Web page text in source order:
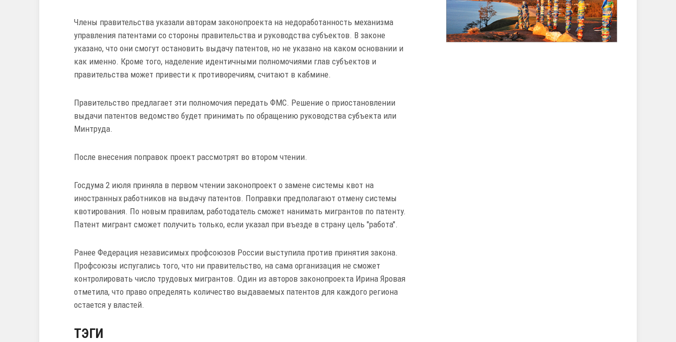
Члены правительства указали авторам законопроекта на недоработанность механизма
управления патентами со стороны правительства и руководства субъектов. В законе
указано, что они смогут остановить выдачу патентов, но не указано на каком основании и
как именно. Кроме того, наделение идентичными полномочиями глав субъектов и
правительства может привести к противоречиям, считают в кабмине.
Правительство предлагает эти полномочия передать ФМС. Решение о приостановлении
выдачи патентов ведомство будет принимать по обращению руководства субъекта или
Минтруда.
После внесения поправок проект рассмотрят во втором чтении.
Госдума 2 июля приняла в первом чтении законопроект о замене системы квот на
иностранных работников на выдачу патентов. Поправки предполагают отмену системы
квотирования. По новым правилам, работодатель сможет нанимать мигрантов по патенту.
Патент мигрант сможет получить только, если указал при въезде в страну цель "работа".
Ранее Федерация независимых профсоюзов России выступила против принятия закона.
Профсоюзы испугались того, что ни правительство, на сама организация не сможет
контролировать число трудовых мигрантов. Один из авторов законопроекта Ирина Яровая
отметила, что право определять количество выдаваемых патентов для каждого региона
остается у властей.
ТЭГИ